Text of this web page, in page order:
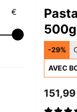
€
-29%
AVEC